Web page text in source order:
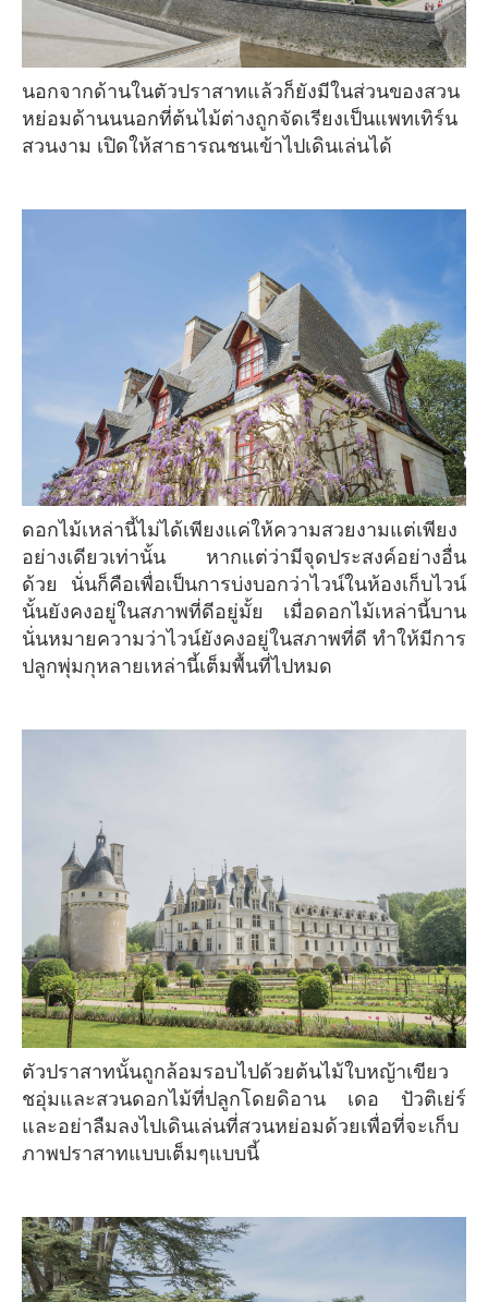
นอกจากด้านในตัวปราสาทแล้วก็ยังมีในส่วนของสวน
หย่อมด้านนนอกที่ต้นไม้ต่างถูกจัดเรียงเป็นแพทเทิร์น
สวนงาม เปิดให้สาธารณชนเข้าไปเดินเล่นได้
ดอกไม้เหล่านี้ไม่ได้เพียงแค่ให้ความสวยงามแต่เพียง
อย่างเดียวเท่านั้น หากแต่ว่ามีจุดประสงค์อย่างอื่น
ด้วย นั่นก็คือเพื่อเป็นการบ่งบอกว่าไวน์ในห้องเก็บไวน์
นั้นยังคงอยู่ในสภาพที่ดีอยู่มั้ย เมื่อดอกไม้เหล่านี้บาน
นั่นหมายความว่าไวน์ยังคงอยู่ในสภาพที่ดี ทำให้มีการ
ปลูกพุ่มกุหลายเหล่านี้เต็มพื้นที่ไปหมด
ตัวปราสาทนั้นถูกล้อมรอบไปด้วยต้นไม้ใบหญ้าเขียว
ชอุ่มและสวนดอกไม้ที่ปลูกโดยดิอาน เดอ ปัวติเย่ร์
และอย่าลืมลงไปเดินเล่นที่สวนหย่อมด้วยเพื่อที่จะเก็บ
ภาพปราสาทแบบเต็มๆแบบนี้